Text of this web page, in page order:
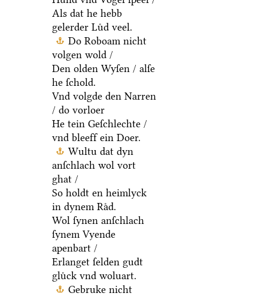
Als dat he hebb
gelerder Luͤd veel.
Do Roboam nicht
volgen wold /
Den olden Wyſen / alſe
he ſchold.
Vnd volgde den Narren
/ do vorloer
He tein Geſchlechte /
vnd bleeff ein Doer.
Wultu dat dyn
anſchlach wol vort
ghat /
So holdt en heimlyck
in dynem Raͤd.
Wol ſynen anſchlach
ſynem Vyende
apenbart /
Erlanget ſelden gudt
gluͤck vnd woluart.
Gebruke nicht